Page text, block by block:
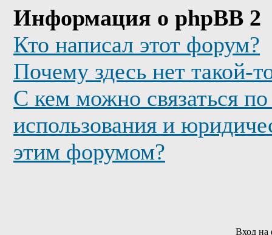
Информация о phpBB 2
Кто написал этот форум?
Почему здесь нет такой-
С кем можно связаться
использования и
этим форумом?
Вход на